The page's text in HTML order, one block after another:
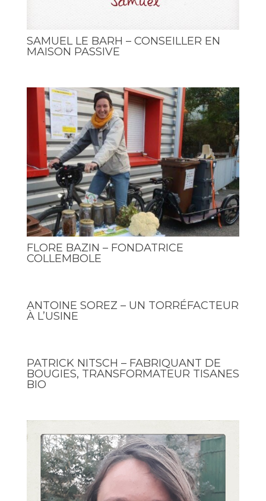
SAMUEL LE BARH – CONSEILLER EN
MAISON PASSIVE
FLORE BAZIN – FONDATRICE
COLLEMBOLE
ANTOINE SOREZ – UN TORRÉFACTEUR
À L’USINE
PATRICK NITSCH – FABRIQUANT DE
BOUGIES, TRANSFORMATEUR TISANES
BIO